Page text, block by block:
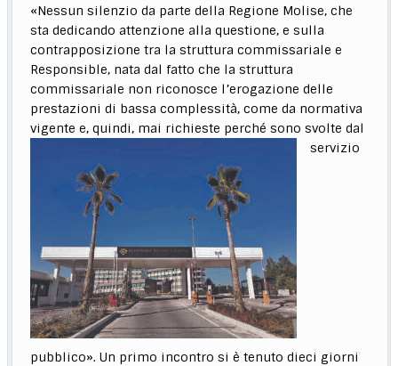
«Nessun silenzio da parte della Regione Molise, che
sta dedicando attenzione alla questione, e sulla
contrapposizione tra la struttura commissariale e
Responsible, nata dal fatto che la struttura
commissariale non riconosce l’erogazione delle
prestazioni di bassa complessità, come da normativa
vigente e, quindi, mai richieste perché sono svolte dal
servizio
pubblico». Un primo incontro si è tenuto dieci giorni